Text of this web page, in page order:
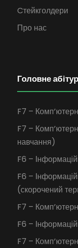
Cтейкголдери
Про нас
Головне
F7 –
F7 –
навчання)
F6 –
F6 –
(скорочений
F7 –
F6 –
F7 –